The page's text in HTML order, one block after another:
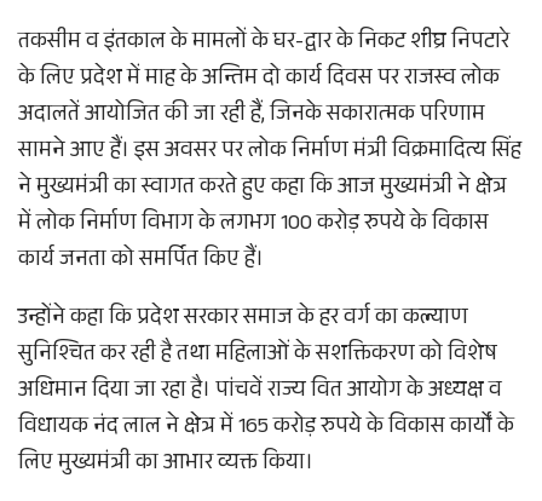
तकसीम व इंतकाल के मामलों के घर-द्वार के निकट शीघ्र निपटारे
के लिए प्रदेश में माह के अन्तिम दो कार्य दिवस पर राजस्व लोक
अदालतें आयोजित की जा रही हैं, जिनके सकारात्मक परिणाम
सामने आए हैं। इस अवसर पर लोक निर्माण मंत्री विक्रमादित्य सिंह
ने मुख्यमंत्री का स्वागत करते हुए कहा कि आज मुख्यमंत्री ने क्षेत्र
में लोक निर्माण विभाग के लगभग 100 करोड़ रुपये के विकास
कार्य जनता को समर्पित किए हैं।
उन्होंने कहा कि प्रदेश सरकार समाज के हर वर्ग का कल्याण
सुनिश्चित कर रही है तथा महिलाओं के सशक्तिकरण को विशेष
अधिमान दिया जा रहा है। पांचवें राज्य वित आयोग के अध्यक्ष व
विधायक नंद लाल ने क्षेत्र में 165 करोड़ रुपये के विकास कार्यों के
लिए मुख्यमंत्री का आभार व्यक्त किया।